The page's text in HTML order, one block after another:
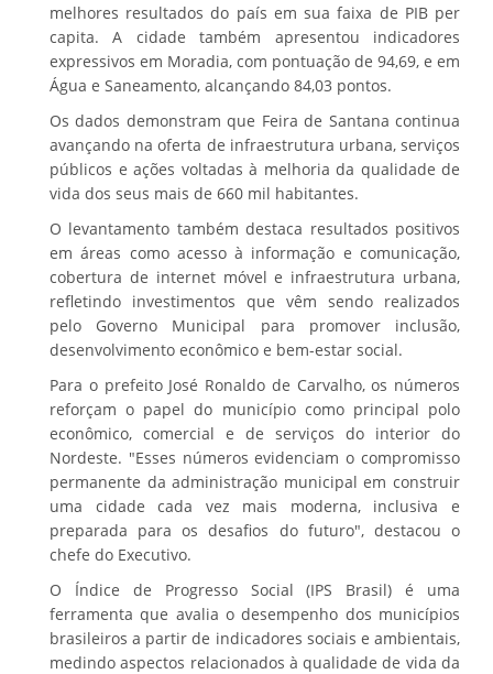
melhores resultados do país em sua faixa de PIB per
capita. A cidade também apresentou indicadores
expressivos em Moradia, com pontuação de 94,69, e em
Água e Saneamento, alcançando 84,03 pontos.
Os dados demonstram que Feira de Santana continua
avançando na oferta de infraestrutura urbana, serviços
públicos e ações voltadas à melhoria da qualidade de
vida dos seus mais de 660 mil habitantes.
O levantamento também destaca resultados positivos
em áreas como acesso à informação e comunicação,
cobertura de internet móvel e infraestrutura urbana,
refletindo investimentos que vêm sendo realizados
pelo Governo Municipal para promover inclusão,
desenvolvimento econômico e bem-estar social.
Para o prefeito José Ronaldo de Carvalho, os números
reforçam o papel do município como principal polo
econômico, comercial e de serviços do interior do
Nordeste. "Esses números evidenciam o compromisso
permanente da administração municipal em construir
uma cidade cada vez mais moderna, inclusiva e
preparada para os desafios do futuro", destacou o
chefe do Executivo.
O Índice de Progresso Social (IPS Brasil) é uma
ferramenta que avalia o desempenho dos municípios
brasileiros a partir de indicadores sociais e ambientais,
medindo aspectos relacionados à qualidade de vida da